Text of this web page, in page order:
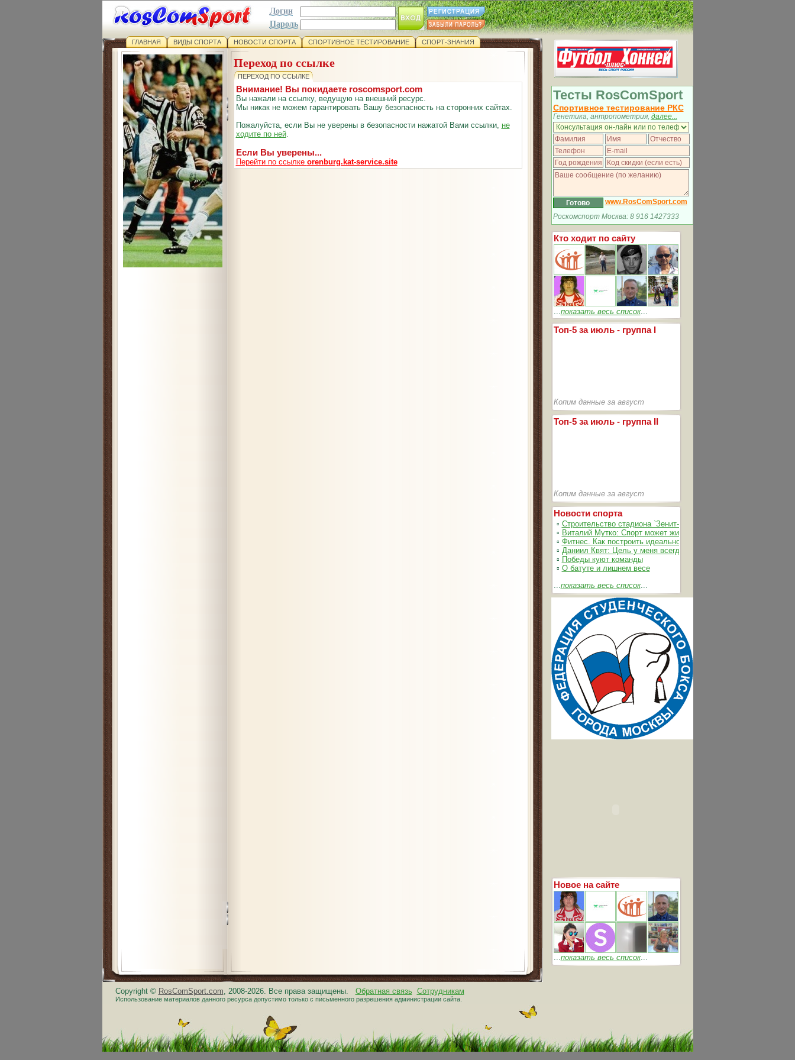
Логин
Пароль
ГЛАВНАЯ ВИДЫ СПОРТА НОВОСТИ СПОРТА СПОРТИВНОЕ ТЕСТИРОВАНИЕ СПОРТ-ЗНАНИЯ
Переход по ссылке
ПЕРЕХОД ПО ССЫЛКЕ
Внимание! Вы покидаете roscomsport.com
Вы нажали на ссылку, ведущую на внешний ресурс.
Мы никак не можем гарантировать Вашу безопасность на сторонних сайтах.
Пожалуйста, если Вы не уверены в безопасности нажатой Вами ссылки, не
ходите по ней.
Если Вы уверены...
Перейти по ссылке orenburg.kat-service.site
Copyright © RosComSport.com, 2008-2026. Все права защищены. Обратная связь Сотрудникам
Использование материалов данного ресурса допустимо только с письменного разрешения администрации сайта.
Тесты RosComSport
Спортивное тестирование РКС
Генетика, антропометрия, далее...
www.RosComSport.com
Роскомспорт Москва: 8 916 1427333
Кто ходит по сайту
...показать весь список...
Топ-5 за июль - группа I
Копим данные за август
Топ-5 за июль - группа II
Копим данные за август
Новости спорта
▫ Строительство стадиона `Зенит-Арена` идет согласно графика
▫ Виталий Мутко: Спорт может жить без допинга
▫ Фитнес. Как построить идеальное тело
▫ Даниил Квят: Цель у меня всегда одна – выжимать из себя и
▫ Победы куют команды
▫ О батуте и лишнем весе
...показать весь список...
Новое на сайте
...показать весь список...